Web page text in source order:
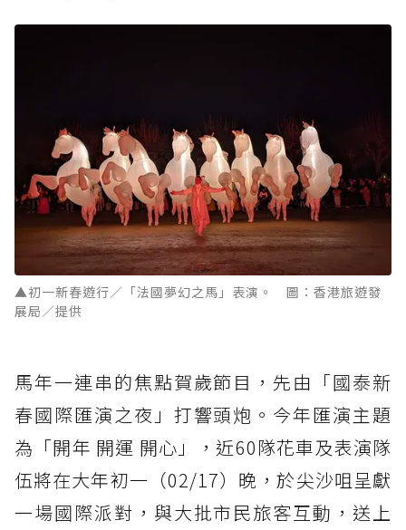
▲初一新春遊行／「法國夢幻之馬」表演。 圖：香港旅遊發
展局／提供
馬年一連串的焦點賀歲節目，先由「國泰新
春國際匯演之夜」打響頭炮。今年匯演主題
為「開年 開運 開心」，近60隊花車及表演隊
伍將在大年初一（02/17）晚，於尖沙咀呈獻
一場國際派對，與大批市民旅客互動，送上